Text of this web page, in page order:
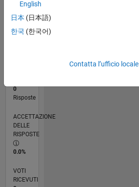
302.031
REPUTAZIONE
0
Risposte
ACCETTAZIONE
DELLE
RISPOSTE
0.0%
VOTI
RICEVUTI
English
日本 (日本語)
한국 (한국어)
Contatta l’ufficio locale